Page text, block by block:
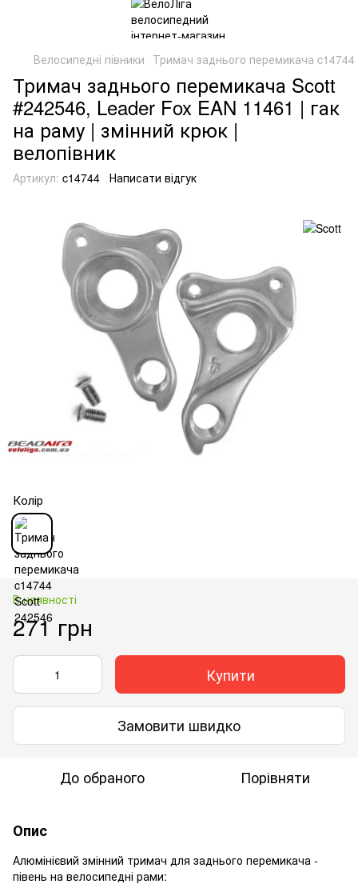
Велосипедні півники Тримач заднього перемикача
Тримач заднього перемикача Scott
#242546, Leader Fox EAN 11461 | гак
на раму | змінний крюк |
велопівник
Артикул: c14744 Написати відгук
Колір
В наявності
271 грн
Купити
Замовити швидко
До обраного Порівняти
Опис
Алюмінієвий змінний тримач для заднього перемикача -
півень на велосипедні рами: